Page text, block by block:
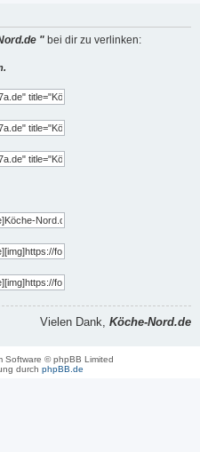
" bei dir zu verlinken:
Vielen Dank, Köche-Nord.de
Software © phpBB Limited
durch phpBB.de